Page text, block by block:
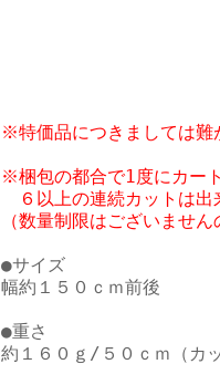
※特価品につきましては難
※梱包の都合で1度にカー
６以上の連続カットは出
●サイズ
幅約１５０ｃｍ前後
●重さ